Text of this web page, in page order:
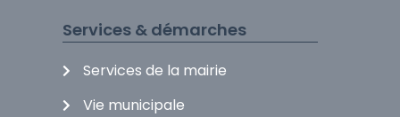
Services & démarches
Services de la mairie
Vie municipale